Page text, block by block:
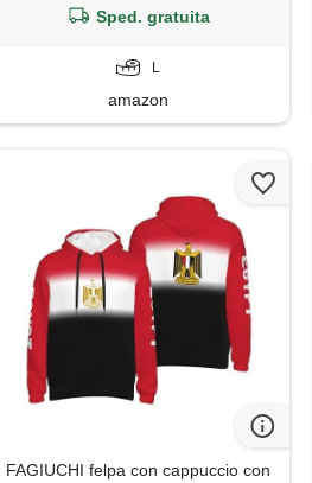
Sped. gratuita
L
amazon
FAGIUCHI felpa con cappuccio con